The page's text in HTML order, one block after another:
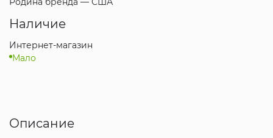
Наличие
Интернет-магазин
Мало
Описание